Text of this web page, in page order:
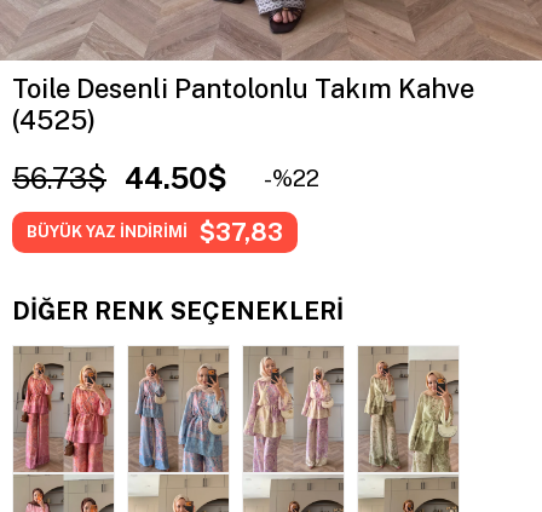
Toile Desenli Pantolonlu Takım Kahve
(4525)
56.73$ 44.50$
BÜYÜK YAZ İNDİRİMİ $37,83
22
DIĞER RENK SEÇENEKLERI